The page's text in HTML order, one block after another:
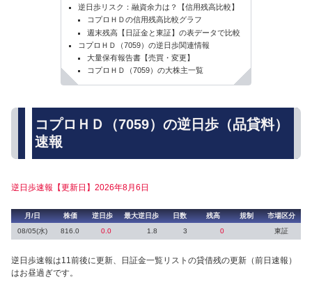
逆日歩リスク：融資余力は？【信用残高比較】
コプロＨＤの信用残高比較グラフ
週末残高【日証金と東証】の表データで比較
コプロＨＤ（7059）の逆日歩関連情報
大量保有報告書【売買・変更】
コプロＨＤ（7059）の大株主一覧
コプロＨＤ（7059）の逆日歩（品貸料）
速報
逆日歩速報【更新日】2026年8月6日
月/日 株価 逆日歩 最大逆日歩 日数 残高 規制
市場区分
08/05(水)
816.0 0.0 1.8 3 0 東証
逆日歩速報は11前後に更新、日証金一覧リストの貸借残の更新（前日速報）
はお昼過ぎです。